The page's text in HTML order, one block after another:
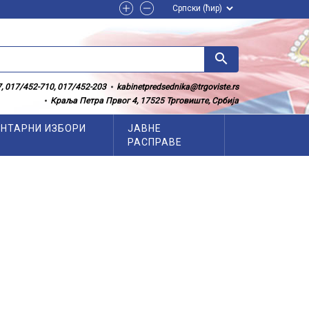
search
017/452-710, 017/452-203
kabinetpredsednika@trgoviste.rs
Краља Петра Првог 4, 17525 Трговиште, Србија
ИЗБОРИ
ЈАВНЕ
РАСПРАВЕ